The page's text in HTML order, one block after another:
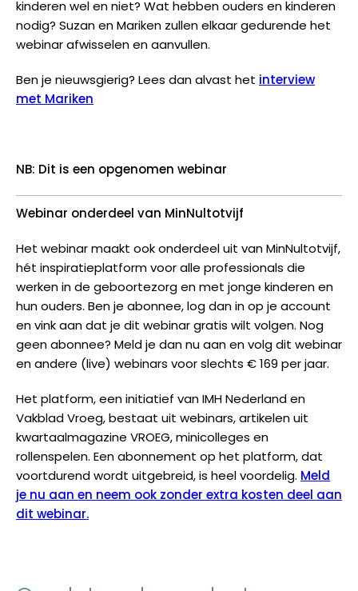
kinderen wel en niet? Wat hebben ouders en kinderen
nodig? Suzan en Mariken zullen elkaar gedurende het
webinar afwisselen en aanvullen.
Ben je nieuwsgierig? Lees dan alvast het interview
met Mariken
NB: Dit is een opgenomen webinar
Webinar onderdeel van MinNultotvijf
Het webinar maakt ook onderdeel uit van MinNultotvijf,
hét inspiratieplatform voor alle professionals die
werken in de geboortezorg en met jonge kinderen en
hun ouders. Ben je abonnee, log dan in op je account
en vink aan dat je dit webinar gratis wilt volgen. Nog
geen abonnee? Meld je dan nu aan en volg dit webinar
en andere (live) webinars voor slechts € 169 per jaar.
Het platform, een initiatief van IMH Nederland en
Vakblad Vroeg, bestaat uit webinars, artikelen uit
kwartaalmagazine VROEG, minicolleges en
rollenspelen. Een abonnement op het platform, dat
voortdurend wordt uitgebreid, is heel voordelig. Meld
je nu aan en neem ook zonder extra kosten deel aan
dit webinar.